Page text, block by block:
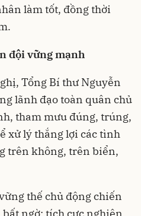
làm tốt, đồng thời
đội vững mạnh
Tổng Bí thư Nguyễn
lãnh đạo toàn quân chủ
tham mưu đúng, trúng,
xử lý thắng lợi các tình
trên không, trên biển,
thế chủ động chiến